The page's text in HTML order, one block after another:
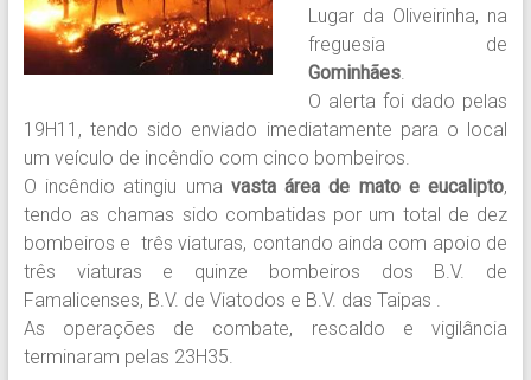
Lugar da Oliveirinha, na
freguesia de
Gominhães.
O alerta foi dado pelas
19H11, tendo sido enviado imediatamente para o local
um veículo de incêndio com cinco bombeiros.
O incêndio atingiu uma vasta área de mato e eucalipto,
tendo as chamas sido combatidas por um total de dez
bombeiros e três viaturas, contando ainda com apoio de
três viaturas e quinze bombeiros dos B.V. de
Famalicenses, B.V. de Viatodos e B.V. das Taipas .
As operações de combate, rescaldo e vigilância
terminaram pelas 23H35.